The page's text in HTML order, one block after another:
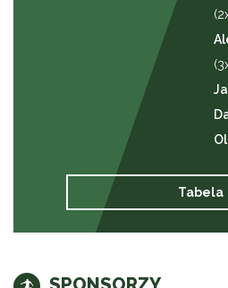
Tabela